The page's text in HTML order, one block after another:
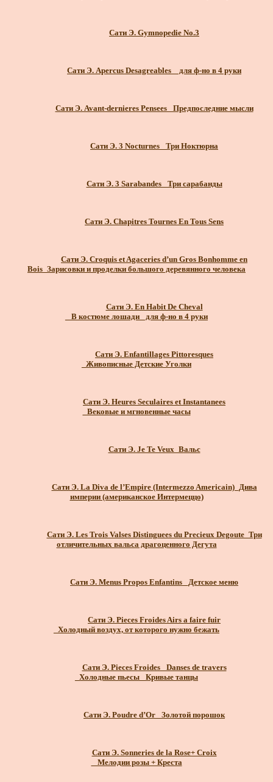
Сати Э. Gymnopedie No.3
Сати Э. Apercus Desagreables _ для ф-но в 4 руки
Сати Э. Avant-dernieres Pensees_ Предпоследние мысли
Сати Э. 3 Nocturnes_ Три Ноктюрна
Сати Э. 3 Sarabandes_ Три сарабанды
Сати Э. Chapitres Tournes En Tous Sens
Сати Э. Croquis et Agaceries d’un Gros Bonhomme en
Bois_Зарисовки и проделки большого деревянного человека
Сати Э. En Habit De Cheval
_ В костюме лошади_ для ф-но в 4 руки
Сати Э. Enfantillages Pittoresques
_Живописные Детские Уголки
Сати Э. Heures Seculaires et Instantanees
_Вековые и мгновенные часы
Сати Э. Je Te Veux_Вальс
Сати Э. La Diva de l’Empire (Intermezzo Americain)_Дива
империи (американское Интермеццо)
Сати Э. Les Trois Valses Distinguees du Precieux Degoute_Три
отличительных вальса драгоценного Дегута
Сати Э. Menus Propos Enfantins _Детское меню
Сати Э. Pieces Froides Airs a faire fuir
_Холодный воздух, от которого нужно бежать
Сати Э. Pieces Froides_ Danses de travers
_Холодные пьесы _Кривые танцы
Сати Э. Poudre d’Or_ Золотой порошок
Сати Э. Sonneries de la Rose+ Croix
_ Мелодии розы + Креста